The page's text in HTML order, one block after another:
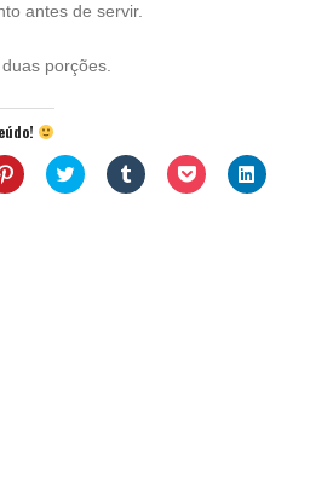
antes de servir.
porções.
Clique
para
Clique
para
Clique
para
Clique
para
Clique
para